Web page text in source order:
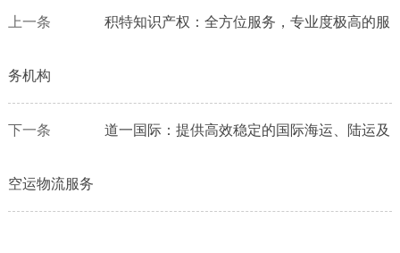
上一条 积特知识产权：全方位服务，专业度极高的服
务机构
下一条 道一国际：提供高效稳定的国际海运、陆运及
空运物流服务